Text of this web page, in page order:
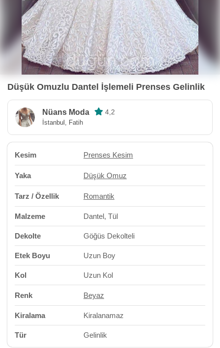
Düşük Omuzlu Dantel İşlemeli Prenses Gelinlik
Nüans Moda 4,2
İstanbul, Fatih
Kesim Prenses Kesim
Yaka Düşük Omuz
Tarz / Özellik Romantik
Malzeme Dantel, Tül
Dekolte Göğüs Dekolteli
Etek Boyu Uzun Boy
Kol Uzun Kol
Renk Beyaz
Kiralama Kiralanamaz
Tür Gelinlik